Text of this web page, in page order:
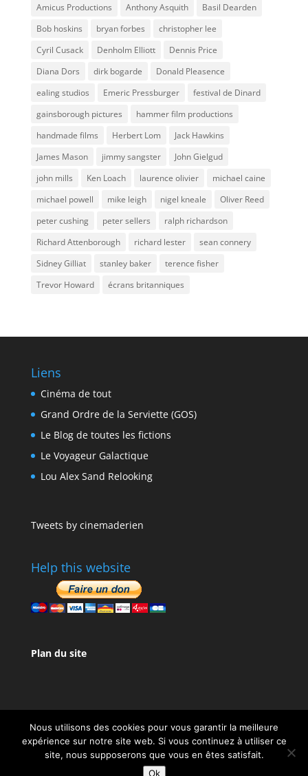
Amicus Productions
Anthony Asquith
Basil Dearden
Bob hoskins
bryan forbes
christopher lee
Cyril Cusack
Denholm Elliott
Dennis Price
Diana Dors
dirk bogarde
Donald Pleasence
ealing studios
Emeric Pressburger
festival de Dinard
gainsborough pictures
hammer film productions
handmade films
Herbert Lom
Jack Hawkins
James Mason
jimmy sangster
John Gielgud
john mills
Ken Loach laurence olivier
michael caine
michael powell
mike leigh nigel kneale
Oliver Reed
peter cushing
peter sellers
ralph richardson
Richard Attenborough
richard lester
sean connery
Sidney Gilliat
stanley baker
terence fisher
Trevor Howard
écrans britanniques
Liens
Cinéma de tout
Grand Ordre de la Serviette (GOS)
Le Blog de toutes les fictions
Le Voyageur Galactique
Lou Alex Sand Relooking
Tweets by cinemaderien
Help this website
Plan du site
Design deElegant Themes| Propulsé par
Nous utilisons des cookies pour vous garantir la meilleure
expérience sur notre site web. Si vous continuez à utiliser ce
site, nous supposerons que vous en êtes satisfait.
Ok